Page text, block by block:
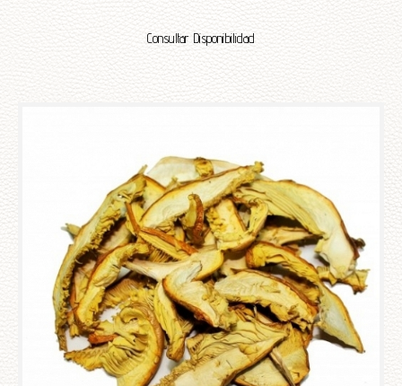
Consultar Disponibilidad